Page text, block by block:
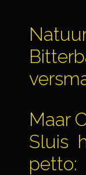
Maar
Sluis
petto: